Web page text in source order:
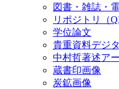
図書・雑誌・
リポジトリ（
学位論文
貴重資料デジ
中村哲著述ア
蔵書印画像
炭鉱画像